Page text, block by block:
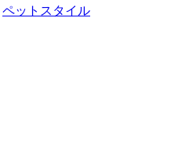
ペットスタイル